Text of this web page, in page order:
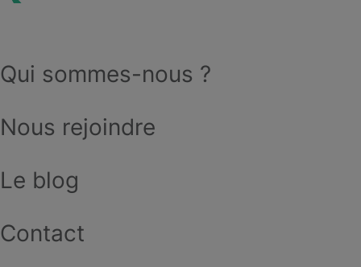
Qui sommes-nous ?
Nous rejoindre
Le blog
Contact